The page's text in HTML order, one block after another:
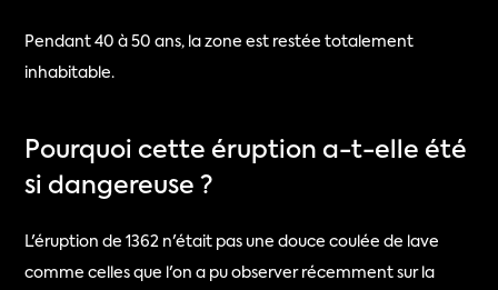
Pendant 40 à 50 ans, la zone est restée totalement
inhabitable.
Pourquoi cette éruption a-t-elle été
si dangereuse ?
L'éruption de 1362 n'était pas une douce coulée de lave
comme celles que l'on a pu observer récemment sur la